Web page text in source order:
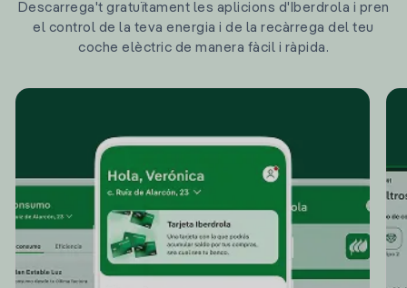
Descarrega't gratuïtament les aplicions d'Iberdrola i pren
el control de la teva energia i de la recàrrega del teu
coche elèctric de manera fàcil i ràpida.